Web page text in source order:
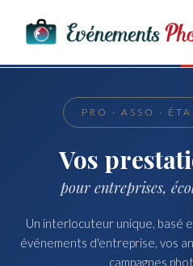
PRO · ASSO ·
Vos
pour entreprises,
Un interlocuteur unique, basé
événements d'entreprise, vos
campagnes